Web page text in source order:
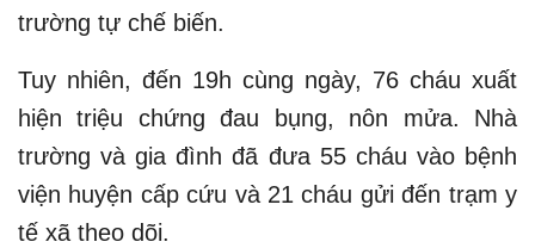
trường tự chế biến.
Tuy nhiên, đến 19h cùng ngày, 76 cháu xuất
hiện triệu chứng đau bụng, nôn mửa. Nhà
trường và gia đình đã đưa 55 cháu vào bệnh
viện huyện cấp cứu và 21 cháu gửi đến trạm y
tế xã theo dõi.